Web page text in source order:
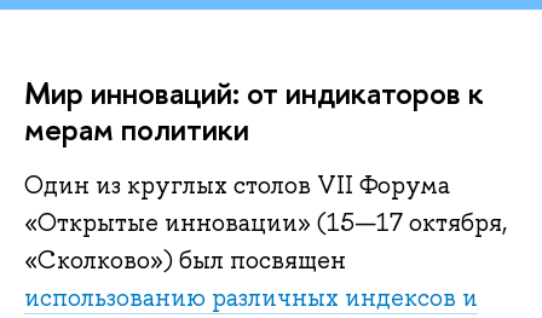
Мир инноваций: от индикаторов к
мерам политики
Один из круглых столов VII Форума
«Открытые инновации» (15—17 октября,
«Сколково») был посвящен
использованию различных индексов и